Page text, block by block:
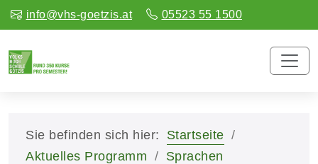
info@vhs-goetzis.at 05523 55 1500
Sie befinden sich hier:
Startseite
Aktuelles Programm
Sprachen